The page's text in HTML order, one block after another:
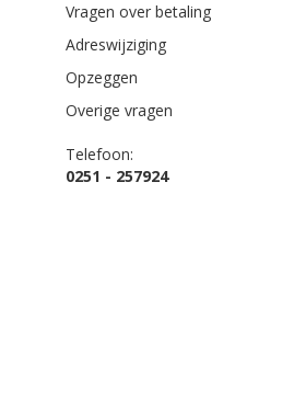
Vragen over betaling
Adreswijziging
Opzeggen
Overige vragen
Telefoon:
0251 - 257924